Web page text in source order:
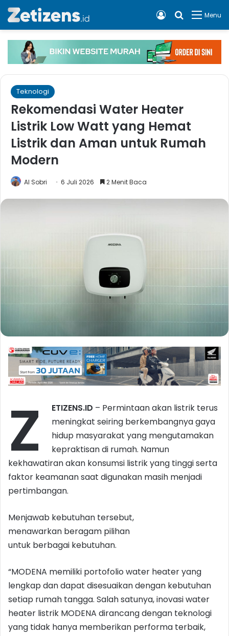
Menu
Cari apa,
Log In
Teknologi
Rekomendasi Water Heater
Listrik Low Watt yang Hemat
Listrik dan Aman untuk Rumah
Modern
Al Sobri 6 Juli 2026 2 Menit Baca
Z ETIZENS.ID – Permintaan akan listrik terus
meningkat seiring berkembangnya gaya
hidup masyarakat yang mengutamakan
kepraktisan di rumah. Namun
kekhawatiran akan konsumsi listrik yang tinggi serta
faktor keamanan saat digunakan masih menjadi
pertimbangan.
Menjawab kebutuhan tersebut,
menawarkan beragam pilihan
untuk berbagai kebutuhan.
“MODENA memiliki portofolio water heater yang
lengkap dan dapat disesuaikan dengan kebutuhan
setiap rumah tangga. Salah satunya, inovasi water
heater listrik MODENA dirancang dengan teknologi
yang tidak hanya memberikan performa terbaik,